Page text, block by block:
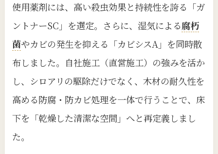
使用薬剤には、高い殺虫効果と持続性を誇る「ガ
ントナーSC」を選定。さらに、湿気による腐朽
菌やカビの発生を抑える「カビシスA」を同時散
布しました。自社施工（直営施工）の強みを活か
し、シロアリの駆除だけでなく、木材の耐久性を
高める防腐・防カビ処理を一体で行うことで、床
下を「乾燥した清潔な空間」へと再定義しまし
た。